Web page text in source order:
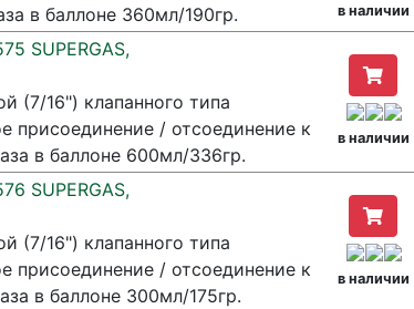
в баллоне 360мл/190гр.
в наличии
SUPERGAS,
(7/16") клапанного типа
присоединение / отсоединение к
в баллоне 600мл/336гр.
в наличии
SUPERGAS,
(7/16") клапанного типа
присоединение / отсоединение к
в баллоне 300мл/175гр.
в наличии